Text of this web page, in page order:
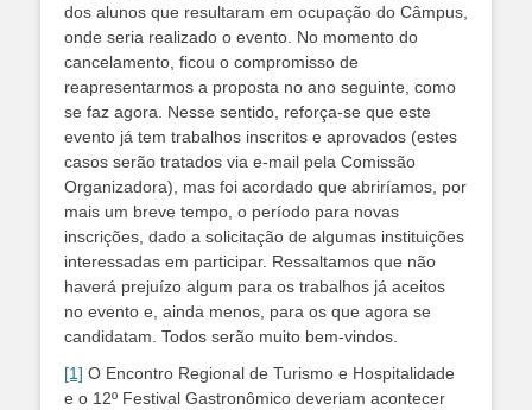
dos alunos que resultaram em ocupação do Câmpus,
onde seria realizado o evento. No momento do
cancelamento, ficou o compromisso de
reapresentarmos a proposta no ano seguinte, como
se faz agora. Nesse sentido, reforça-se que este
evento já tem trabalhos inscritos e aprovados (estes
casos serão tratados via e-mail pela Comissão
Organizadora), mas foi acordado que abriríamos, por
mais um breve tempo, o período para novas
inscrições, dado a solicitação de algumas instituições
interessadas em participar. Ressaltamos que não
haverá prejuízo algum para os trabalhos já aceitos
no evento e, ainda menos, para os que agora se
candidatam. Todos serão muito bem-vindos.
[1] O Encontro Regional de Turismo e Hospitalidade
e o 12º Festival Gastronômico deveriam acontecer